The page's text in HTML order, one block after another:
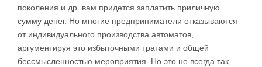
поколения и др. вам придется заплатить приличную
сумму денег. Но многие предприниматели отказываются
от индивидуального производства автоматов,
аргументируя это избыточными тратами и общей
бессмысленностью мероприятия. Но это не всегда так,